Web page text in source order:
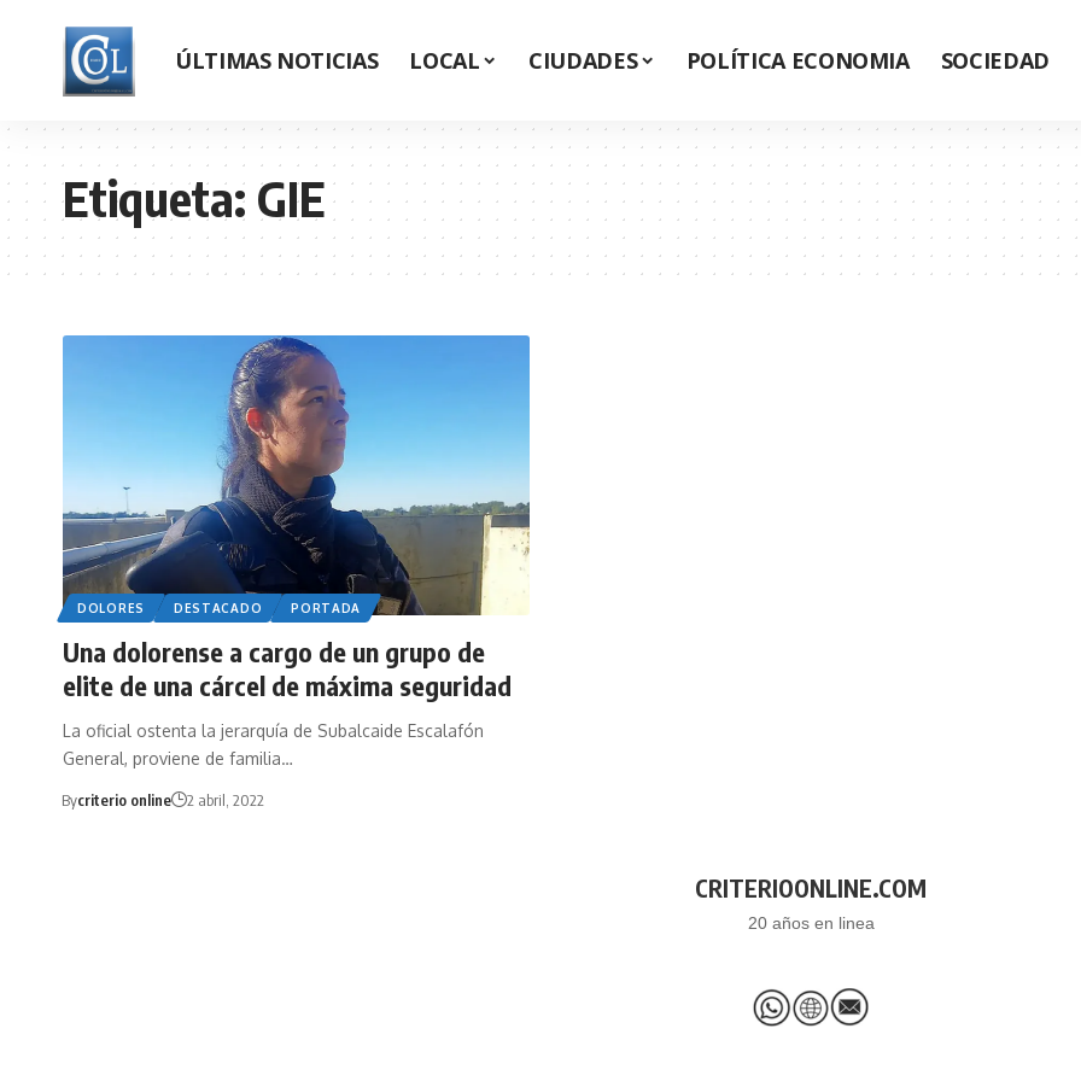
ÚLTIMAS NOTICIAS LOCAL CIUDADES POLÍTICA ECONOMIA SOCIEDAD
Etiqueta: GIE
DOLORES DESTACADO PORTADA
Una dolorense a cargo de un grupo de
elite de una cárcel de máxima seguridad
La oficial ostenta la jerarquía de Subalcaide Escalafón
General, proviene de familia…
Bycriterio online 2 abril, 2022
CRITERIOONLINE.COM
20 años en linea